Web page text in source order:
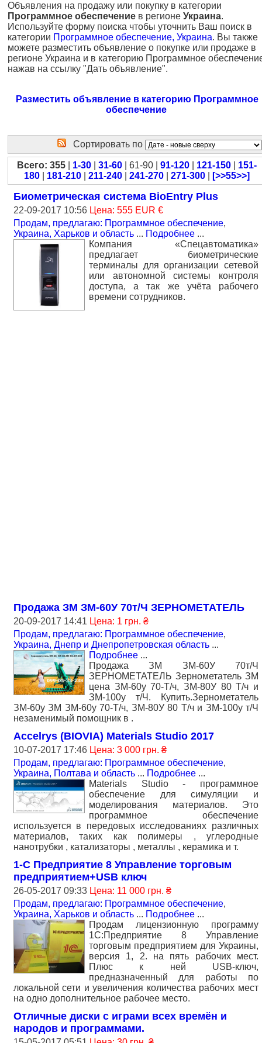
Объявления на продажу или покупку в категории
Программное обеспечение в регионе Украина.
Используйте форму поиска чтобы уточнить Ваш поиск в
категории Программное обеспечение, Украина. Вы также
можете разместить объявление о покупке или продаже в
регионе Украина и в категорию Программное
нажав на ссылку "Дать объявление".
Разместить объявление в категорию Программное
обеспечение
Сортировать по
Всего: 355| 1-30| 31-60| 61-90 | 91-120| 121-150| 151-
180| 181-210| 211-240| 241-270| 271-300| [>>55>>]
Биометрическая система BioEntry Plus
22-09-2017 10:56 Цена: 555 EUR €
Продам, предлагаю: Программное обеспечение,
Украина, Харьков и область ... Подробнее ...
Компания «Спецавтоматика»
предлагает биометрические
терминалы для организации сетевой
или автономной системы контроля
доступа, а так же учёта рабочего
времени сотрудников.
Продажа ЗМ ЗМ-60У 70т/Ч ЗЕРНОМЕТАТЕЛЬ
20-09-2017 14:41 Цена: 1 грн. ₴
Продам, предлагаю: Программное обеспечение,
Украина, Днепр и Днепропетровская область ...
Подробнее ...
Продажа ЗМ ЗМ-60У 70т/Ч
ЗЕРНОМЕТАТЕЛЬ Зернометатель ЗМ
цена ЗМ-60у 70-Т/ч, ЗМ-80У 80 Т/ч и
ЗМ-100у т/Ч. Купить.Зернометатель
ЗМ-60у ЗМ ЗМ-60у 70-Т/ч, ЗМ-80У 80 Т/ч и ЗМ-100у т/Ч
незаменимый помощник в .
Accelrys (BIOVIA) Materials Studio 2017
10-07-2017 17:46 Цена: 3 000 грн. ₴
Продам, предлагаю: Программное обеспечение,
Украина, Полтава и область ... Подробнее ...
Materials Studio - программное
обеспечение для симуляции и
моделирования материалов. Это
программное обеспечение
используется в передовых исследованиях различных
материалов, таких как полимеры , углеродные
нанотрубки , катализаторы , металлы , керамика и т.
1-С Предприятие 8 Управление торговым
предприятием+USB ключ
26-05-2017 09:33 Цена: 11 000 грн. ₴
Продам, предлагаю: Программное обеспечение,
Украина, Харьков и область ... Подробнее ...
Продам лицензионную программу
1С:Предприятие 8 Управление
торговым предприятием для Украины,
версия 1, 2. на пять рабочих мест.
Плюс к ней USB-ключ,
предназначенный для работы по
локальной сети и увеличения количества рабочих мест
на одно дополнительное рабочее место.
Отличные диски с играми всех времён и
народов и программами.